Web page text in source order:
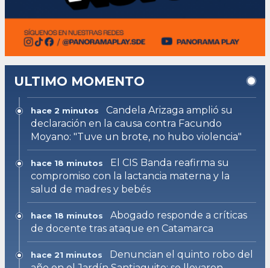
ULTIMO MOMENTO
hace 2 minutos
Candela Arizaga amplió su
declaración en la causa contra Facundo
Moyano: "Tuve un brote, no hubo violencia"
hace 18 minutos
El CIS Banda reafirma su
compromiso con la lactancia materna y la
salud de madres y bebés
hace 18 minutos
Abogado responde a críticas
de docente tras ataque en Catamarca
hace 21 minutos
Denuncian el quinto robo del